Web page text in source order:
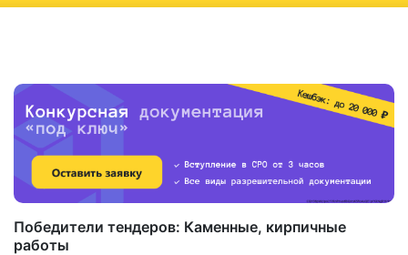
Победители тендеров: Каменные, кирпичные
работы